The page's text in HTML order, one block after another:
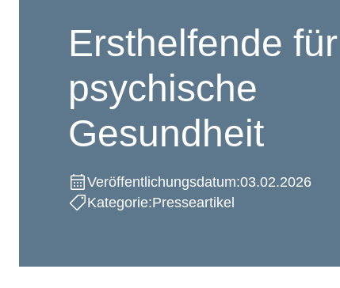
Ersthelfende für
psychische
Gesundheit
Veröffentlichungsdatum:03.02.2026
Kategorie:Presseartikel